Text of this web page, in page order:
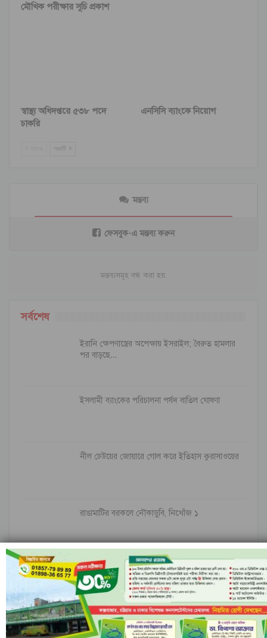
মৌখিক পরীক্ষার সূচি প্রকাশ
স্বাস্থ্য অধিদপ্তরে ৫৩৮ পদে
চাকরি
এনসিসি ব্যাংকে নিয়োগ
পরবর্তী
মন্তব্য
ফেসবুক-এ মন্তব্য করুন
মন্তব্যসমূহ বন্ধ করা হয়.
সর্বশেষ
ইরানি ক্ষেপণাস্ত্রের অপেক্ষায় ইসরাইল; বৈরুত হামলার
পর বাড়ছে…
ইসলামী ব্যাংকের পরিচালনা পর্ষদ বাতিল ঘোষণা
নীল ঢেউয়ের জোয়ারে গোল করে ইতিহাস কুরাসাওয়ের
রাঙামাটির বরকলে নৌকাডুবি, নিখোঁজ ১
আগের পরবর্তী ১ এর ৬,৮৪৮